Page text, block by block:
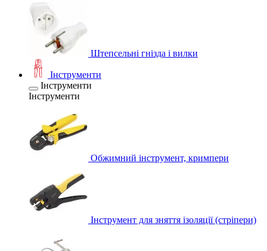
Штепсельні гнізда і вилки
Інструменти
Інструменти
Інструменти
Обжимний інструмент, кримпери
Інструмент для зняття ізоляції (стріпери)